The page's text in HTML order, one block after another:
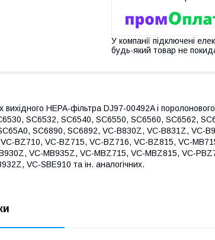
У компанії підключені
будь-який товар не
вихідного HEPA-фільтра DJ97-00492A і
SC6532, SC6540, SC6550, SC6560, SC6562,
SC6890, SC6892, VC-B830Z, VC-B831Z, VC-
BZ710, VC-BZ715, VC-BZ716, VC-BZ815, VC-
VC-MB935Z, VC-MBZ715, VC-MBZ815, VC-
VC-SBE910 та ін. аналогічних.